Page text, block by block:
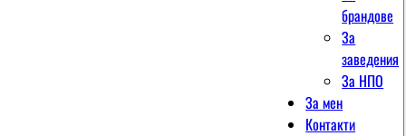
брандове
За
заведения
За НПО
За мен
Контакти